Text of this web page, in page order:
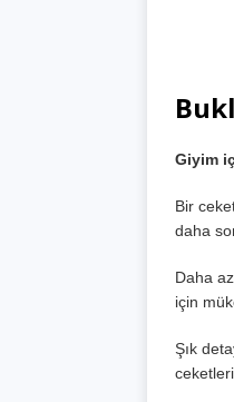
Giyim
Bir
daha
Daha
için
Şık